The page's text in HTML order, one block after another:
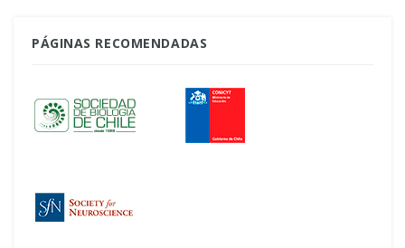
PÁGINAS RECOMENDADAS